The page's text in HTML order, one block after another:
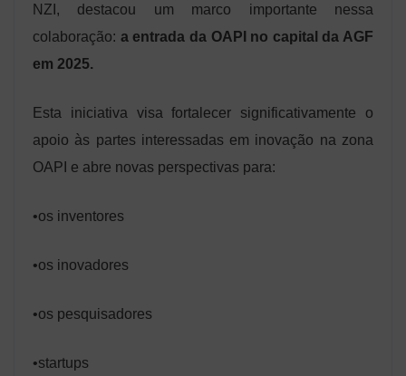
NZI, destacou um marco importante nessa
colaboração: a entrada da OAPI no capital da AGF
em 2025.
Esta iniciativa visa fortalecer significativamente o
apoio às partes interessadas em inovação na zona
OAPI e abre novas perspectivas para:
•os inventores
•os inovadores
•os pesquisadores
•startups